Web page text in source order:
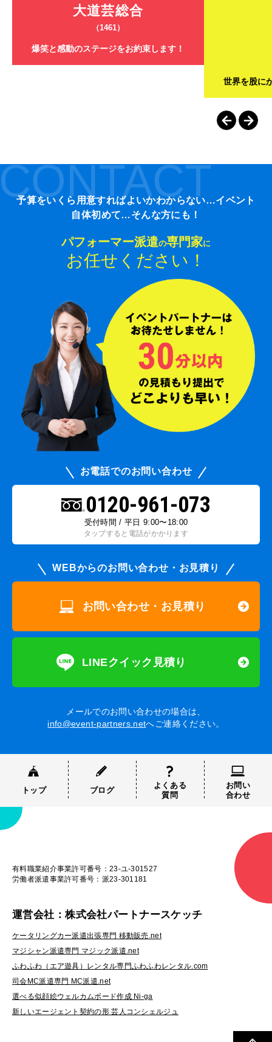
大道芸総合
（1461）
爆笑と感動のステージをお約束します！
世界を股に
予算をいくら用意すればよいかわからない…イベント
自体初めて…そんな方にも！
パフォーマー派遣の専門家に
お任せください！
お電話でのお問い合わせ
0120-961-073
受付時間 / 平日 9:00〜18:00
タップすると電話がかかります
WEBからのお問い合わせ・お見積り
お問い合わせ・お見積り
LINEクイック見積り
メールでのお問い合わせの場合は、
info@event-partners.netへご連絡ください。
トップ ブログ
よくある
質問
お問い
合わせ
有料職業紹介事業許可番号：23-ユ-301527
労働者派遣事業許可番号：派23-301181
運営会社：株式会社パートナースケッチ
ケータリングカー派遣出張専門 移動販売.net
マジシャン派遣専門 マジック派遣.net
ふわふわ（エア遊具）レンタル専門ふわふわレンタル.com
司会MC派遣専門 MC派遣.net
選べる似顔絵ウェルカムボード作成 Ni-ga
新しいエージェント契約の形 芸人コンシェルジュ